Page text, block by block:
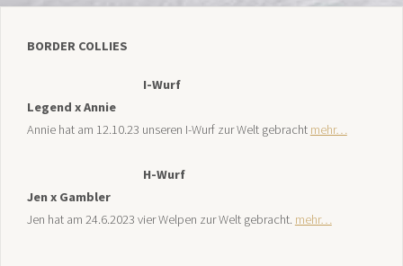
BORDER COLLIES
I-Wurf
Legend x Annie
Annie hat am 12.10.23 unseren I-Wurf zur Welt gebracht mehr…
H-Wurf
Jen x Gambler
Jen hat am 24.6.2023 vier Welpen zur Welt gebracht. mehr…